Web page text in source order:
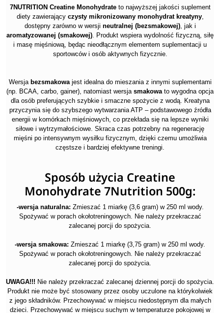
7NUTRITION Creatine Monohydrate to najwyższej jakości suplement
diety zawierający czysty mikronizowany monohydrat kreatyny,
dostępny zarówno w wersji neutralnej (bezsmakowej), jak i
aromatyzowanej (smakowej) . Produkt wspiera wydolność fizyczną, siłę
i masę mięśniową, będąc nieodłącznym elementem suplementacji u
sportowców i osób aktywnych fizycznie.
Wersja bezsmakowajest idealna do mieszania z innymi suplementami
(np. BCAA, carbo, gainer), natomiast wersja smakowa to wygodna opcja
dla osób preferujących szybkie i smaczne spożycie z wodą. Kreatyna
przyczynia się do szybszego wytwarzania ATP – podstawowego źródła
energii w komórkach mięśniowych, co przekłada się na lepsze wyniki
siłowe i wytrzymałościowe. Skraca czas potrzebny na regenerację
mięśni po intensywnym wysiłku fizycznym, dzięki czemu umożliwia
częstsze i bardziej efektywne treningi.
Sposób użycia Creatine
Monohydrate 7Nutrition 500g:
-wersja naturalna: Zmieszać 1 miarkę (3,6 gram) w 250 ml wody.
Spożywać w porach okołotreningowych. Nie należy przekraczać
zalecanej porcji do spożycia.
-wersja smakowa: Zmieszać 1 miarkę (3,75 gram) w 250 ml wody.
Spożywać w porach okołotreningowych. Nie należy przekraczać
zalecanej porcji do spożycia.
UWAGA!!! Nie należy przekraczać zalecanej dziennej porcji do spożycia.
Produkt nie może być stosowany przez osoby uczulone na którykolwiek
z jego składników. Przechowywać w miejscu niedostępnym dla małych
dzieci. Przechowywać w miejscu suchym w temperaturze pokojowej w